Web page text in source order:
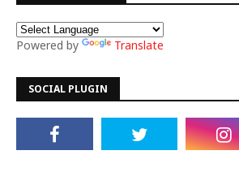
Powered by Translate
SOCIAL PLUGIN